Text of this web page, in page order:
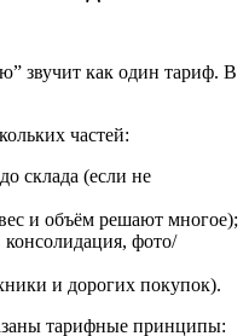
звучит как один тариф. В
частей:
склада (если не
и объём решают многое);
консолидация, фото/
и дорогих покупок).
тарифные принципы: